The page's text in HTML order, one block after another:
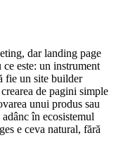
dar landing page
este: un instrument
fie un site builder
de pagini simple
unui produs sau
în ecosistemul
e ceva natural, fără